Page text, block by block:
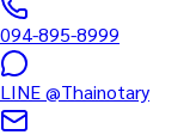
094-895-8999
LINE@Thainotary